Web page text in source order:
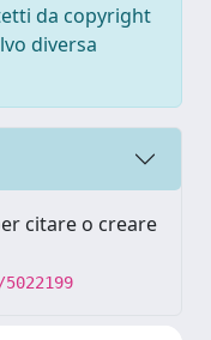
da copyright
diversa
citare o creare